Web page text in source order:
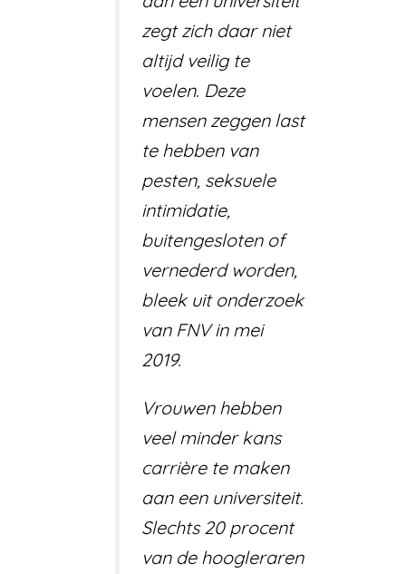
zegt zich daar niet
altijd veilig te
voelen. Deze
mensen zeggen last
te hebben van
pesten, seksuele
intimidatie,
buitengesloten of
vernederd worden,
bleek uit onderzoek
van FNV in mei
2019.
Vrouwen hebben
veel minder kans
carrière te maken
aan een universiteit.
Slechts 20 procent
van de hoogleraren